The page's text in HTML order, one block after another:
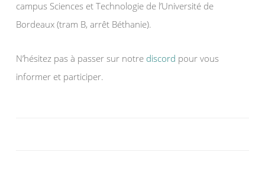
campus Sciences et Technologie de l’Université de
Bordeaux (tram B, arrêt Béthanie).
N’hésitez pas à passer sur notre discord pour vous
informer et participer.